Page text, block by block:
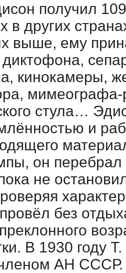
получил
в других
выше, ему
кинокамеры,
стула…
и
он
не
без
В 1930 году
АН СССР.